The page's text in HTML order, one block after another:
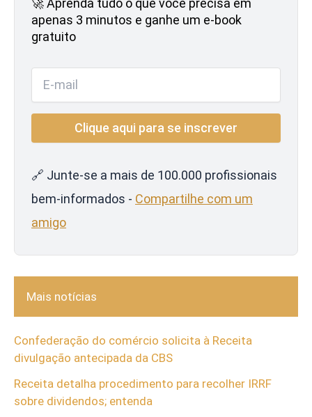
🚀 Aprenda tudo o que você precisa em
apenas 3 minutos e ganhe um e-book
gratuito
🔗 Junte-se a mais de 100.000 profissionais
bem-informados - Compartilhe com um
amigo
Mais notícias
Confederação do comércio solicita à Receita
divulgação antecipada da CBS
Receita detalha procedimento para recolher IRRF
sobre dividendos; entenda